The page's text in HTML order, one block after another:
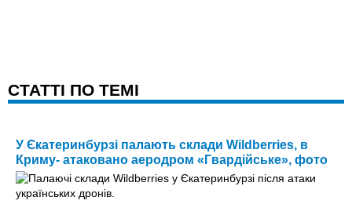
CТАТТІ ПО ТЕМІ
У Єкатеринбурзі палають склади Wildberries, в
Криму- атаковано аеродром «Гвардійське», фото